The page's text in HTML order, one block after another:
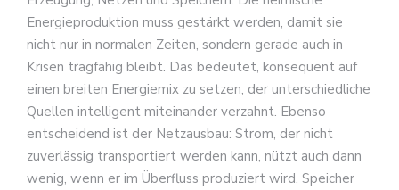
Energieproduktion muss gestärkt werden, damit sie
nicht nur in normalen Zeiten, sondern gerade auch in
Krisen tragfähig bleibt. Das bedeutet, konsequent auf
einen breiten Energiemix zu setzen, der unterschiedliche
Quellen intelligent miteinander verzahnt. Ebenso
entscheidend ist der Netzausbau: Strom, der nicht
zuverlässig transportiert werden kann, nützt auch dann
wenig, wenn er im Überfluss produziert wird. Speicher